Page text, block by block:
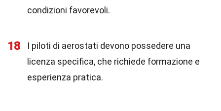
condizioni favorevoli.
18
I piloti di aerostati devono possedere una
licenza specifica, che richiede formazione e
esperienza pratica.